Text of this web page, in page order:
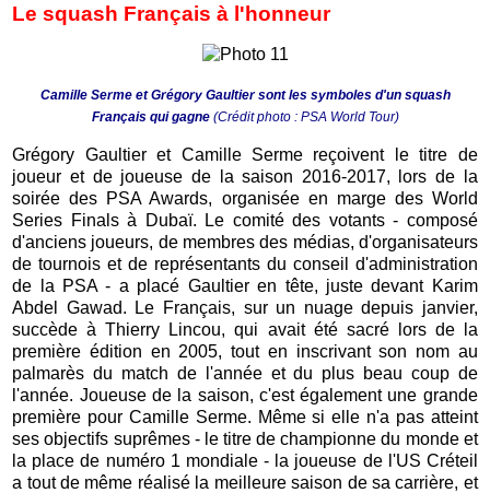
Le squash Français à l'honneur
Camille Serme et Grégory Gaultier sont les symboles d'un squash
Français qui gagne (Crédit photo : PSA World Tour)
Grégory Gaultier et Camille Serme reçoivent le titre de
joueur et de joueuse de la saison 2016-2017, lors de la
soirée des PSA Awards, organisée en marge des World
Series Finals à Dubaï. Le comité des votants - composé
d'anciens joueurs, de membres des médias, d'organisateurs
de tournois et de représentants du conseil d'administration
de la PSA - a placé Gaultier en tête, juste devant Karim
Abdel Gawad. Le Français, sur un nuage depuis janvier,
succède à Thierry Lincou, qui avait été sacré lors de la
première édition en 2005, tout en inscrivant son nom au
palmarès du match de l'année et du plus beau coup de
l'année. Joueuse de la saison, c'est également une grande
première pour Camille Serme. Même si elle n'a pas atteint
ses objectifs suprêmes - le titre de championne du monde et
la place de numéro 1 mondiale - la joueuse de l'US Créteil
a tout de même réalisé la meilleure saison de sa carrière, et